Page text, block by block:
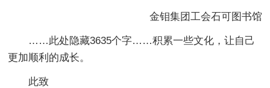
金钼集团工会石可图书馆
……此处隐藏3635个字……积累一些文化，让自己
更加顺利的成长。
此致